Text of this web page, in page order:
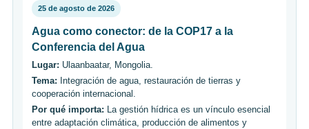
25 de agosto de 2026
Agua como conector: de la COP17 a la
Conferencia del Agua
Lugar: Ulaanbaatar, Mongolia.
Tema: Integración de agua, restauración de tierras y
cooperación internacional.
Por qué importa: La gestión hídrica es un vínculo esencial
entre adaptación climática, producción de alimentos y